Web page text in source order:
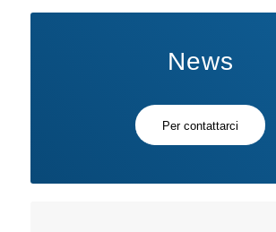
News
Per contattarci